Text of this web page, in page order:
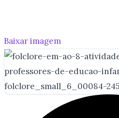
Baixar imagem